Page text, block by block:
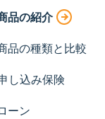
品の紹介
品の種類と比較
し込み保険
ーン